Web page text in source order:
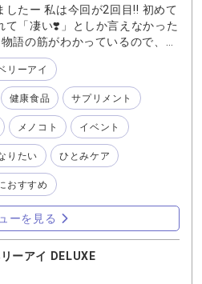
したー 私は今回が2回目‼️ 初めて
て「凄い❣️」としか言えなかった
語の筋がわかっているので、今
でしっかり観ることができて倍
訳でしっかりと美しい作品を観
大切✨見落としたら勿体無い
アイ DELUXE 』をカバンに入
ます。(もちろん、朝もしっか
ハッキリとさせる為に『60代
せません❣️ 良い映画はこれか
の栄養にしたいです♬
リーアイ
健康食品 サプリメント
メノコト イベント
りたい ひとみケア
おすすめ
ーを見る
ーアイ DELUXE